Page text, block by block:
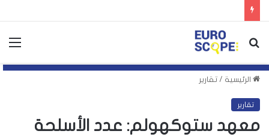
بحث
الرئيسية / تقارير
تقارير
معهد ستوكهولم: عدد الأسلحة